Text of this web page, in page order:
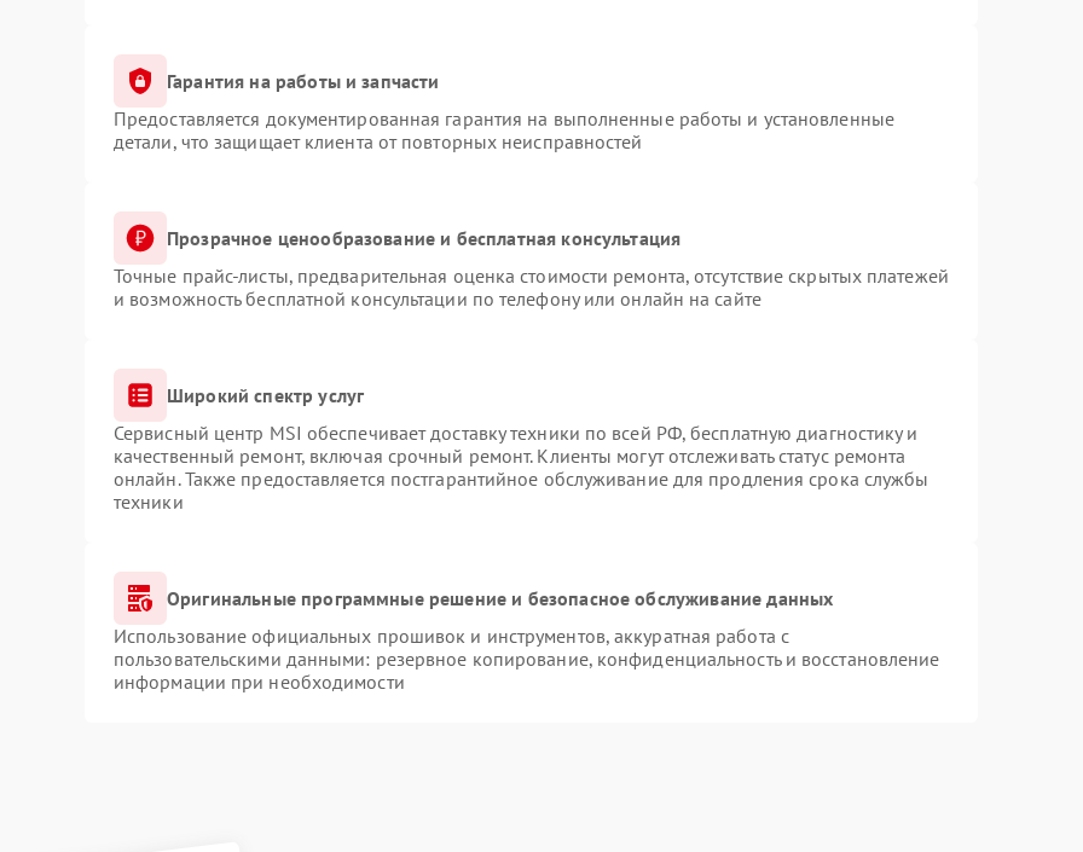
Гарантия на работы и запчасти
Предоставляется документированная гарантия на выполненные работы и установленные
детали, что защищает клиента от повторных неисправностей
Прозрачное ценообразование и бесплатная консультация
Точные прайс-листы, предварительная оценка стоимости ремонта, отсутствие скрытых платежей
и возможность бесплатной консультации по телефону или онлайн на сайте
Широкий спектр услуг
Сервисный центр MSI обеспечивает доставку техники по всей РФ, бесплатную диагностику и
качественный ремонт, включая срочный ремонт. Клиенты могут отслеживать статус ремонта
онлайн. Также предоставляется постгарантийное обслуживание для продления срока службы
техники
Оригинальные программные решение и безопасное обслуживание данных
Использование официальных прошивок и инструментов, аккуратная работа с
пользовательскими данными: резервное копирование, конфиденциальность и восстановление
информации при необходимости